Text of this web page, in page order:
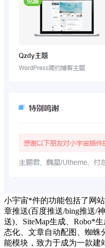
小宇宙*件的功能包括了网
章推送(百度推送/bing推送/
送)、SiteMap生成、Robo*
态化、文章自动配图、蜘蛛
能模块，致力于成为一款建